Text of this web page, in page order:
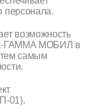
персонала.
возможность
ГАММА МОБИЛ в
тем самым
01).